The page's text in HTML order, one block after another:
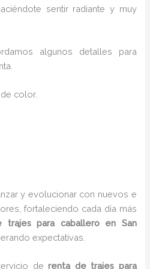
sentir radiante y muy
algunos detalles para
color.
y evolucionar con nuevos e
fortaleciendo cada día más
trajes para caballero en San
expectativas.
derenta de trajes para